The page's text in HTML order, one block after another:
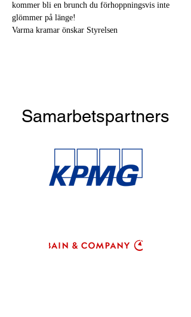
kommer bli en brunch du förhoppningsvis inte
glömmer på länge!
Varma kramar önskar Styrelsen
Samarbetspartners